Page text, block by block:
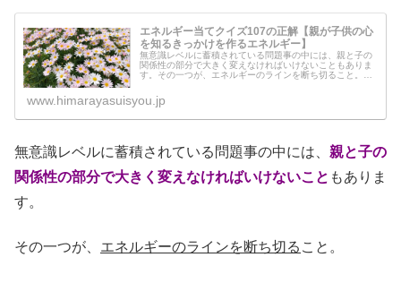
エネルギー当てクイズ107の正解【親が子供の心
を知るきっかけを作るエネルギー】
無意識レベルに蓄積されている問題事の中には、親と子の
関係性の部分で大きく変えなければいけないこともありま
す。その一つが、エネルギーのラインを断ち切ること。子
まいます。そこから抜け出すために...
www.himarayasuisyou.jp
無意識レベルに蓄積されている問題事の中には、 親と子の
関係性の部分で大きく変えなければいけないこと もありま
す。
その一つが、 エネルギーのラインを断ち切る こと。